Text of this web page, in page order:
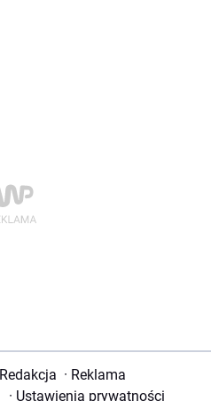
Redakcja · Reklama
· Ustawienia prywatności